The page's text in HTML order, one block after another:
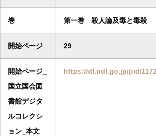
巻 第一巻 殺人論及毒と毒殺
開始ページ 29
開始ページ_
国立国会図
書館デジタ
ルコレクシ
ョン_本文
https://dl.ndl.go.jp/pid/